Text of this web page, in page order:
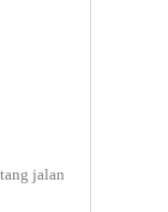
jalan